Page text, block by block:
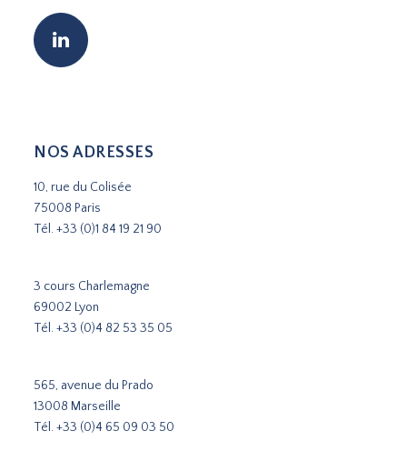
NOS ADRESSES
10, rue du Colisée
75008 Paris
Tél.+33 (0)1 84 19 21 90
3 cours Charlemagne
69002 Lyon
Tél.+33 (0)4 82 53 35 05
565, avenue du Prado
13008 Marseille
Tél.+33 (0)4 65 09 03 50